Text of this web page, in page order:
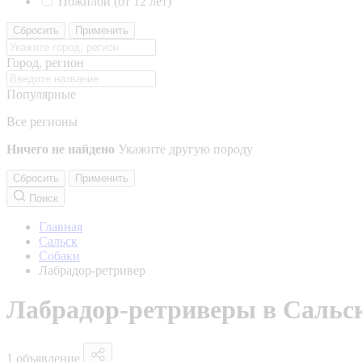
Сбросить Применить
Город, регион
Популярные
Все регионы
Ничего не найдено Укажите другую породу
Сбросить
Применить
Поиск
Главная
Сальск
Собаки
Лабрадор-ретривер
Лабрадор-ретриверы в
1 объявление